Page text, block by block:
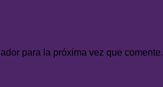
para la próxima vez que comente.